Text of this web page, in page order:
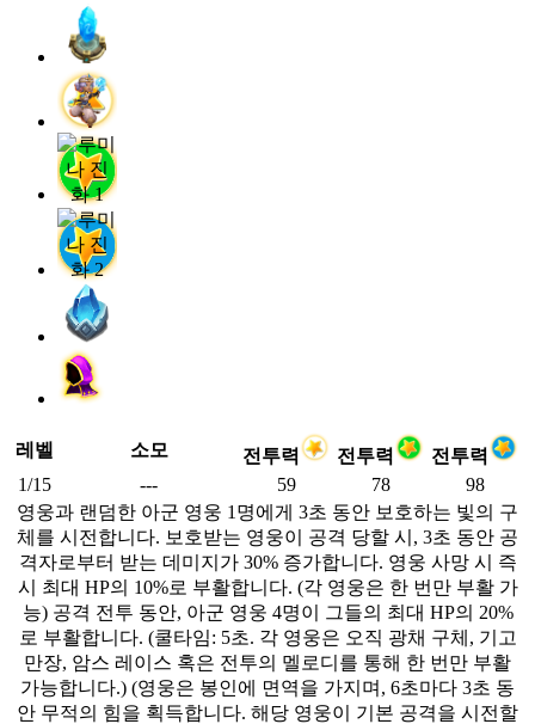
레벨 소모 전투력 전투력
전투력
1/15
--- 59 78
98
영웅과 랜덤한 아군 영웅 1명에게 3초 동안 보호하는 빛의 구
체를 시전합니다. 보호받는 영웅이 공격 당할 시, 3초 동안 공
격자로부터 받는 데미지가 30% 증가합니다. 영웅 사망 시 즉
시 최대 HP의 10%로 부활합니다. (각 영웅은 한 번만 부활 가
능) 공격 전투 동안, 아군 영웅 4명이 그들의 최대 HP의 20%
로 부활합니다. (쿨타임: 5초. 각 영웅은 오직 광채 구체, 기고
만장, 암스 레이스 혹은 전투의 멜로디를 통해 한 번만 부활
가능합니다.) (영웅은 봉인에 면역을 가지며, 6초마다 3초 동
안 무적의 힘을 획득합니다. 해당 영웅이 기본 공격을 시전할